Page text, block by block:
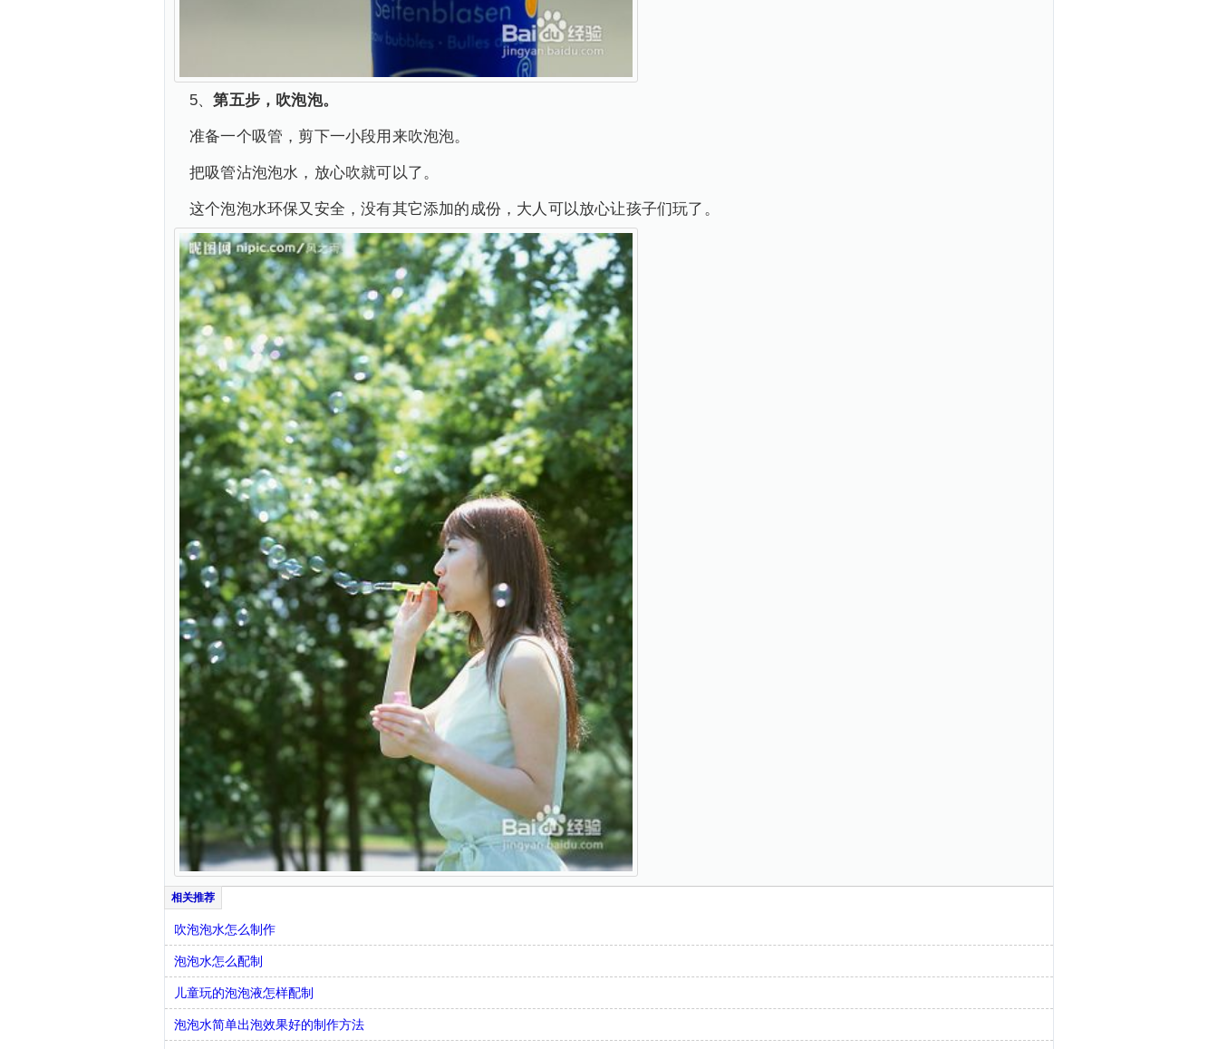
5、第五步，吹泡泡。
准备一个吸管，剪下一小段用来吹泡泡。
把吸管沾泡泡水，放心吹就可以了。
这个泡泡水环保又安全，没有其它添加的成份，大人可以放心让孩子们玩了。
吹泡泡水怎么制作
泡泡水怎么配制
儿童玩的泡泡液怎样配制
泡泡水简单出泡效果好的制作方法